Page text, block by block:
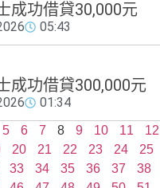
成功借貸30,000元
05:43
成功借貸300,000元
01:34
5 6 7 8 9 10 11 12
20 21 22 23 24 25
33 34 35 36 37 38